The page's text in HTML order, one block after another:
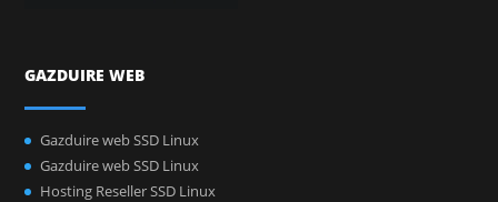
GAZDUIRE WEB
Gazduire web SSD Linux
Gazduire web SSD Linux
Hosting Reseller SSD Linux